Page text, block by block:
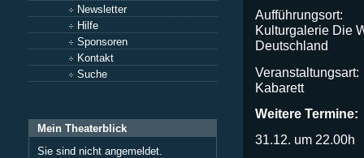
Newsletter
Hilfe
Sponsoren
Kontakt
Suche
Mein Theaterblick
Sie sind nicht angemeldet.
Aufführungsort:
Kulturgalerie Die
Deutschland
Veranstaltungsart:
Kabarett
Weitere Termine:
31.12. um 22.00h